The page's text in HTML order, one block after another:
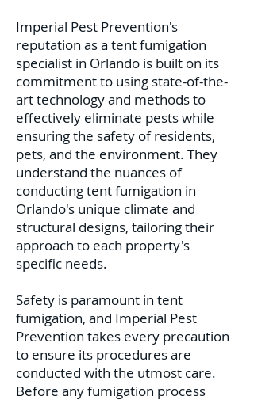
Imperial Pest Prevention's
reputation as a tent fumigation
specialist in Orlando is built on its
commitment to using state-of-the-
art technology and methods to
effectively eliminate pests while
ensuring the safety of residents,
pets, and the environment. They
understand the nuances of
conducting tent fumigation in
Orlando's unique climate and
structural designs, tailoring their
approach to each property's
specific needs.
Safety is paramount in tent
fumigation, and Imperial Pest
Prevention takes every precaution
to ensure its procedures are
conducted with the utmost care.
Before any fumigation process